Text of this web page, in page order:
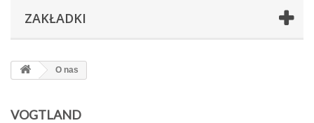
ZAKŁADKI
O nas
VOGTLAND